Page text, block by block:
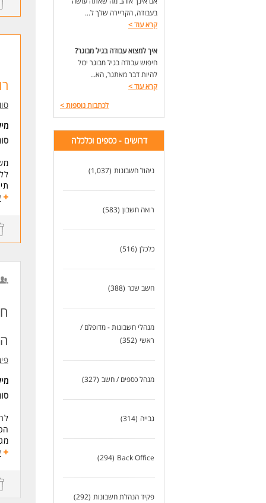
בעבודה, הקריירה שלך ל...
קרא עוד>
איך למצוא עבודה בגיל מבוגר?
חיפוש עבודה בגיל מבוגר יכול
להיות דבר מאתגר, הא...
קרא עוד>
לכתבות נוספות>
דרושים - כספים וכלכלה
ניהול חשבונות (1,037)
רואה חשבון (583)
כלכלן (516)
חשב שכר (388)
מנהלי חשבונות - מדופלם /
ראשי (352)
מנהל כספים / חשב (327)
גבייה (314)
Back Office
(294)
פקיד הנהלת חשבונות (292)
-